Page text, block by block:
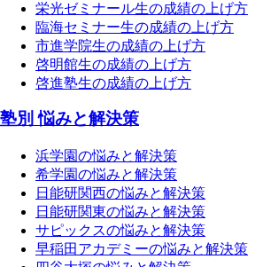
栄光ゼミナール生の成績の上げ方
臨海セミナー生の成績の上げ方
市進学院生の成績の上げ方
啓明館生の成績の上げ方
啓進塾生の成績の上げ方
塾別 悩みと解決策
浜学園の悩みと解決策
希学園の悩みと解決策
日能研関西の悩みと解決策
日能研関東の悩みと解決策
サピックスの悩みと解決策
早稲田アカデミーの悩みと解決策